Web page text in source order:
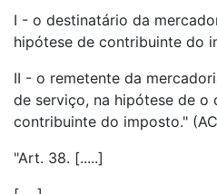
I - o destinatário da
hipótese de contribuinte do
II - o remetente da
de serviço, na hipótese de o
contribuinte do imposto."
"Art. 38. [.....]